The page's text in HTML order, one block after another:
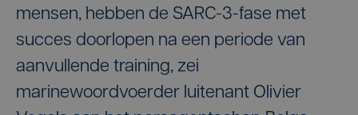
mensen, hebben de SARC-3-fase met
succes doorlopen na een periode van
aanvullende training, zei
marinewoordvoerder luitenant Olivier